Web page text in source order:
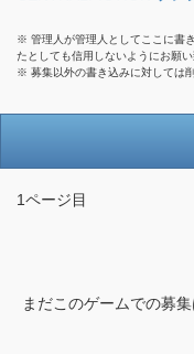
※ 管理人が管理人としてここに書
たとしても信用しないようにお願い
※ 募集以外の書き込みに対しては
1ページ目
まだこのゲームでの募